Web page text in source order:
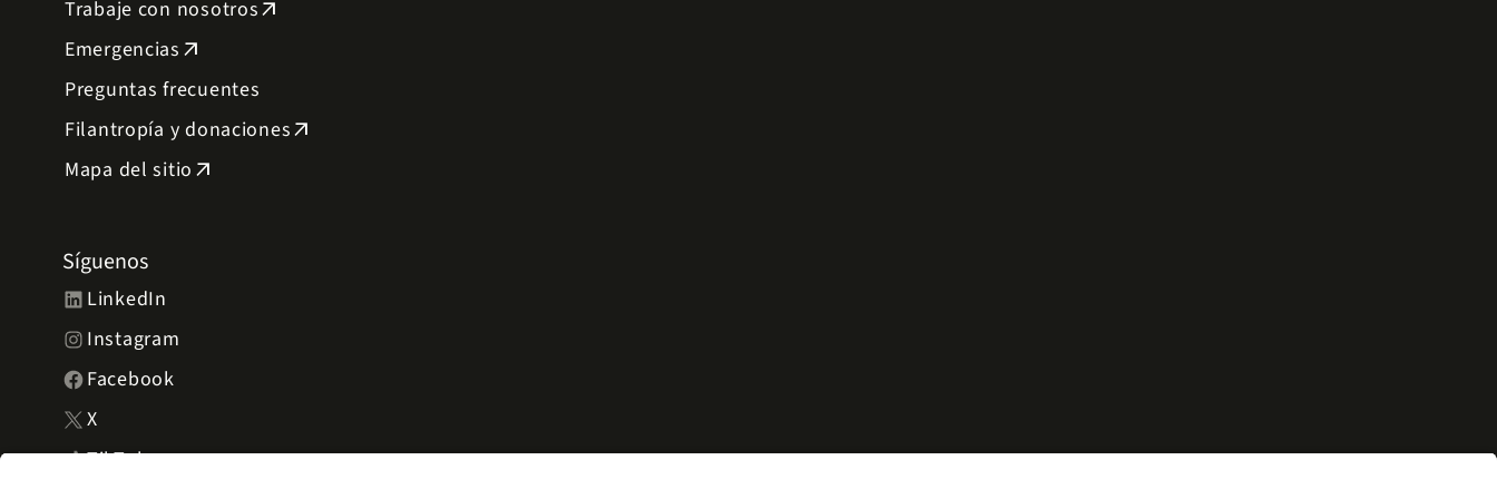
Trabaje con nosotrosarrow_outward
Emergencias arrow_outward
Preguntas frecuentes
Filantropía y donacionesarrow_outward
Mapa del sitio arrow_outward
Síguenos
LinkedIn
Instagram
Facebook
X
TikTok